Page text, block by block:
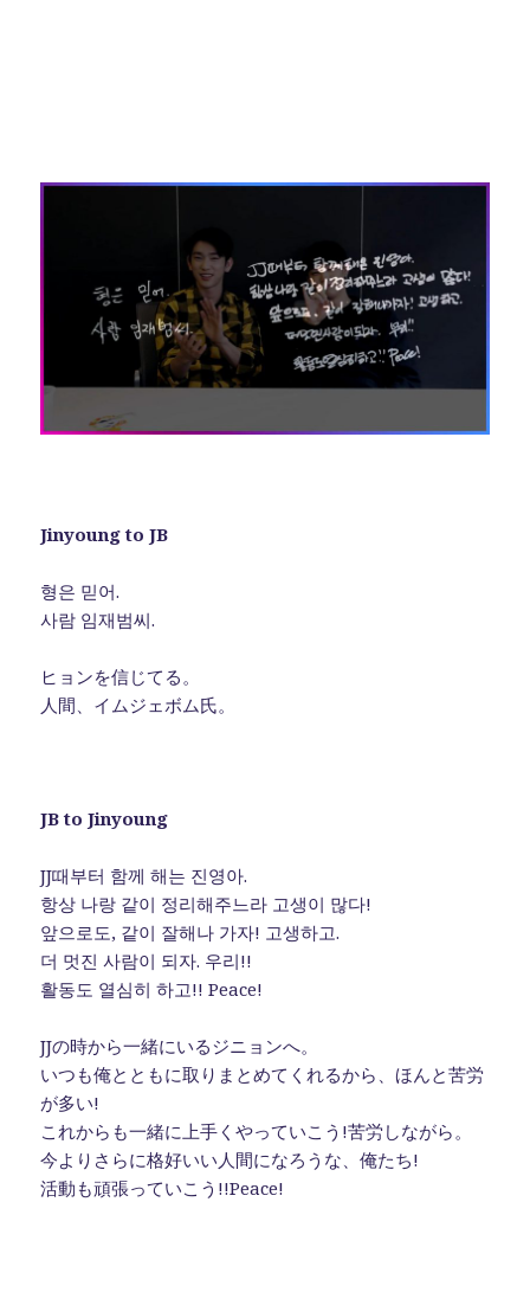
Jinyoung to JB
형은 믿어.
사람 임재범씨.
ヒョンを信じてる。
人間、イムジェボム氏。
JB to Jinyoung
JJ때부터 함께 해는 진영아.
항상 나랑 같이 정리해주느라 고생이 많다!
앞으로도, 같이 잘해나 가자! 고생하고.
더 멋진 사람이 되자. 우리!!
활동도 열심히 하고!! Peace!
JJの時から一緒にいるジニョンへ。
いつも俺とともに取りまとめてくれるから、ほんと苦労
が多い!
これからも一緒に上手くやっていこう!苦労しながら。
今よりさらに格好いい人間になろうな、俺たち!
活動も頑張っていこう!!Peace!